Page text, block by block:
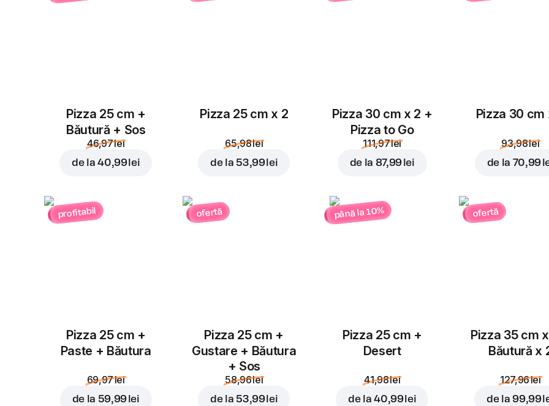
Pizza 25 cm +
Băutură + Sos
46,97 lei
de la40,99 lei
Pizza 25 cm x 2
65,98 lei
de la 53,99 lei
Pizza 30 cm x 2 +
Pizza to Go
111,97 lei
de la 87,99 lei
Pizza 30 cm
93,98 lei
de la 70,99
profitabil
Pizza 25 cm +
Paste + Băutura
69,97 lei
de la 59,99 lei
ofertă
Pizza 25 cm +
Gustare + Băutura
+ Sos
58,96 lei
de la 53,99 lei
până la 10%
Pizza 25 cm +
Desert
41,98 lei
de la40,99 lei
ofertă
Pizza 35 cm
Băutură x
127,96 lei
de la 99,99